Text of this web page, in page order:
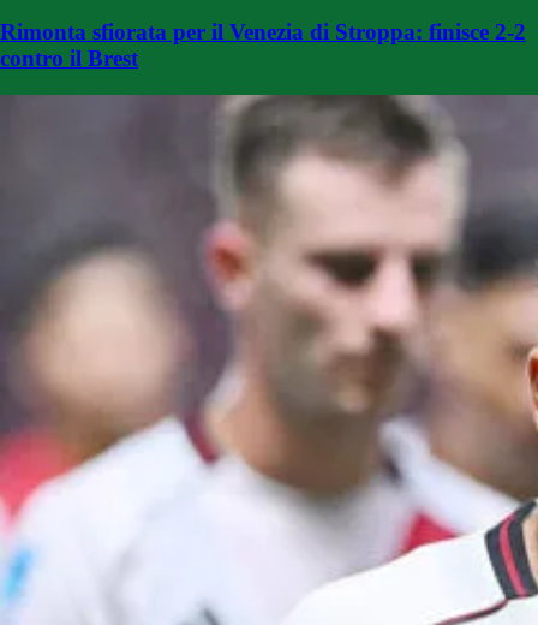
Rimonta sfiorata per il Venezia di Stroppa: finisce 2-2
contro il Brest